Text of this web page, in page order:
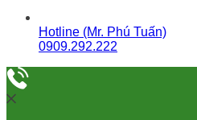
Hotline (Mr. Phú Tuấn)
0909.292.222